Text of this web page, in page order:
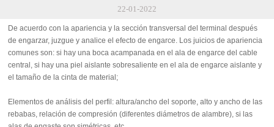
22-01-2022
De acuerdo con la apariencia y la sección transversal del terminal después
de engarzar, juzgue y analice el efecto de engarce. Los juicios de apariencia
comunes son: si hay una boca acampanada en el ala de engarce del cable
central, si hay una piel aislante sobresaliente en el ala de engarce aislante y
el tamaño de la cinta de material;
Elementos de análisis del perfil: altura/ancho del soporte, alto y ancho de las
rebabas, relación de compresión (diferentes diámetros de alambre), si las